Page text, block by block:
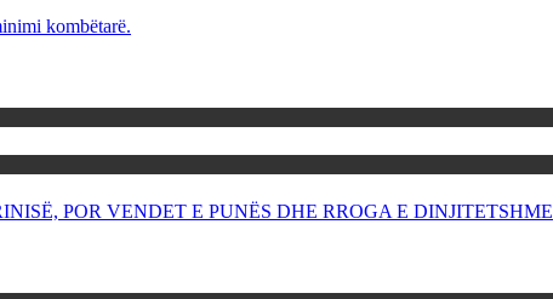
kombëtarë.
POR VENDET E PUNËS DHE RROGA E DINJITETSHME